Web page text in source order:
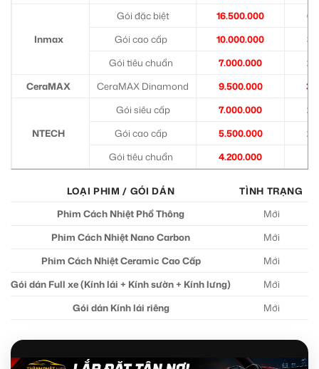
Inmax
Gói đặc biệt 16.500.000
Gói cao cấp
10.000.000
Gói tiêu chuẩn
7.000.000
CeraMAX
CeraMAX Dinamond 9.500.000
NTECH
Gói siêu cấp 7.000.000
Gói cao cấp
5.500.000
Gói tiêu chuẩn
4.200.000
LOẠI PHIM / GÓI DÁN
TÌNH TRẠNG
Phim Cách Nhiệt Phổ Thông
Mới
Phim Cách Nhiệt Nano Carbon
Mới
Phim Cách Nhiệt Ceramic Cao Cấp
Mới
Gói dán Full xe (Kính lái + Kính sườn + Kính lưng)
Mới
Gói dán Kính lái riêng
Mới